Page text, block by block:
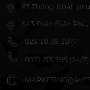
67 Thống Nhất,
643 Điện Biên Phủ,
028 38 38 3877
0971 213 395 (24/7)